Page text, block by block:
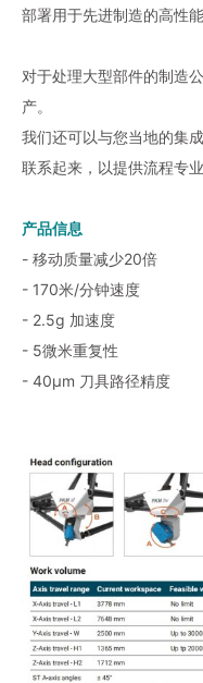
部署用于先进制造的高性能
对于处理大型部件的制造
产。
我们还可以与您当地的集
联系起来，以提供流程专业
产品信息
- 移动质量减少20倍
- 170米/分钟速度
- 2.5g 加速度
- 5微米重复性
- 40μm 刀具路径精度